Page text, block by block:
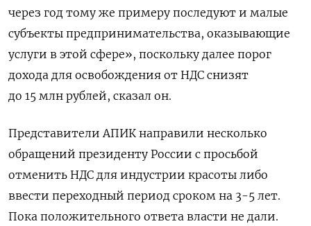
через год тому же примеру последуют и малые
субъекты предпринимательства, оказывающие
услуги в этой сфере», поскольку далее порог
дохода для освобождения от НДС снизят
до 15 млн рублей, сказал он.
Представители АПИК направили несколько
обращений президенту России с просьбой
отменить НДС для индустрии красоты либо
ввести переходный период сроком на 3-5 лет.
Пока положительного ответа власти не дали.